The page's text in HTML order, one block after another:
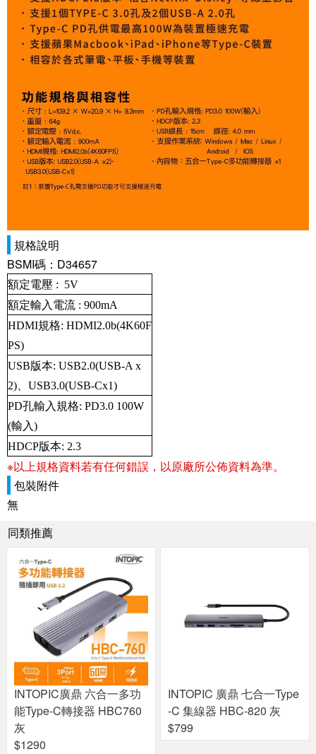
規格說明
BSMI碼：D34657
額定電壓 : 5V
額定輸入電流 : 900mA
HDMI規格: HDMI2.0b(4K60F
PS)
USB版本: USB2.0(USB-A x
2)、USB3.0(USB-Cx1)
PD孔輸入規格: PD3.0 100W
(輸入)
HDCP版本: 2.3
※以上規格資料若有任何錯誤，以原廠所公佈資料為準。
包裝附件
無
同類推薦
INTOPIC廣鼎 六合一多功
能Type-C轉接器 HBC760
灰
$1290
INTOPIC 廣鼎 七合一Type
-C 集線器 HBC-820 灰
$799